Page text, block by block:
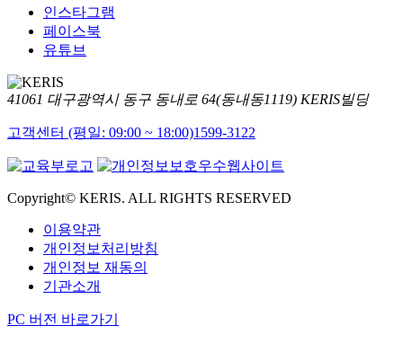
인스타그램
페이스북
유튜브
41061 대구광역시 동구 동내로 64(동내동1119) KERIS빌딩
고객센터 (평일: 09:00 ~ 18:00)1599-3122
Copyright© KERIS. ALL RIGHTS RESERVED
이용약관
개인정보처리방침
개인정보 재동의
기관소개
PC 버전 바로가기